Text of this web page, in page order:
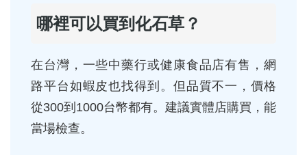
哪裡可以買到化石草？
在台灣，一些中藥行或健康食品店有售，網
路平台如蝦皮也找得到。但品質不一，價格
從300到1000台幣都有。建議實體店購買，能
當場檢查。